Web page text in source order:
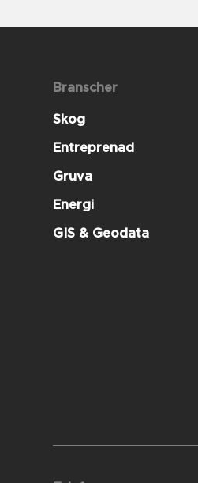
Branscher
Skog
Entreprenad
Gruva
Energi
GIS & Geodata